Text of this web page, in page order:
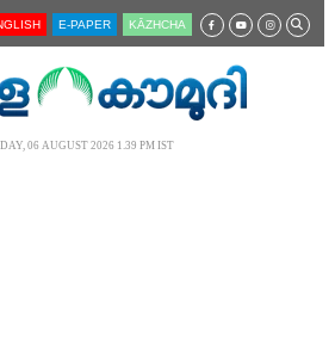
E-PAPER KĀZHCHA
06 AUGUST 2026 1.39 PM IST